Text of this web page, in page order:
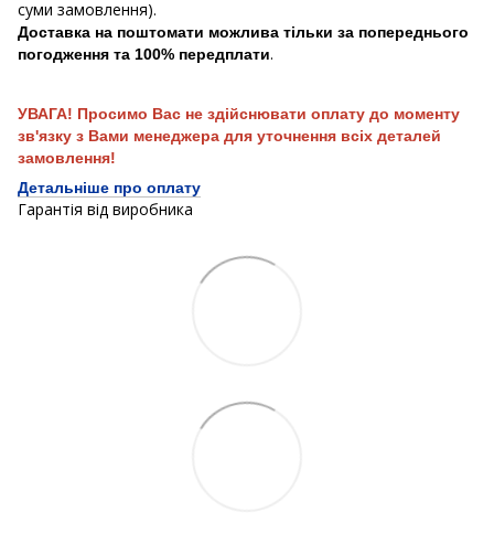
суми замовлення).
Доставка на поштомати можлива тільки за попереднього
погодження та 100% передплати.
УВАГА! Просимо Вас не здійснювати оплату до моменту
зв'язку з Вами менеджера для уточнення всіх деталей
замовлення!
Детальніше про оплату
Гарантія від виробника